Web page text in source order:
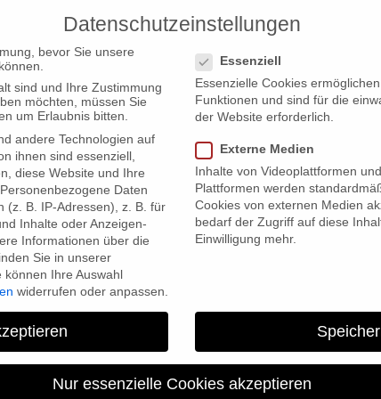
PRODUCTIONS
MOMENTS auf dem DOK.fest @home München 2020 mit
von
DOK.fest @home
Datenschutzeinstellungen
bevor Sie unsere
sind und Ihre Zustimmung
möchten, müssen Sie
um Erlaubnis bitten.
andere Technologien auf
ihnen sind essenziell,
diese Website und Ihre
Personenbezogene Daten
(z. B. IP-Adressen), z. B. für
Inhalte oder Anzeigen-
Informationen über die
Sie in unserer
können Ihre Auswahl
widerrufen oder anpassen.
Essenziell
Essenzielle Cookies
Funktionen und sind für die
der Website erforderlich.
Externe Medien
Inhalte von Videoplattformen
Plattformen werden
Cookies von externen Medien
bedarf der Zugriff auf diese
Einwilligung mehr.
Nur essenzielle Cookies akzeptieren